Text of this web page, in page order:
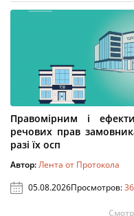
Правомірним і
речових прав
разі їх осп
Автор:Лента от Протокола
05.08.2026Просмотров: